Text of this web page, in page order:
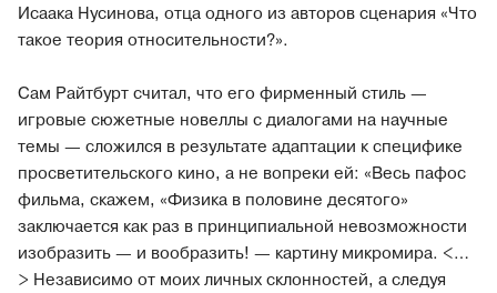
Исаака Нусинова, отца одного из авторов сценария «Что
такое теория относительности?».
Сам Райтбурт считал, что его фирменный стиль —
игровые сюжетные новеллы с диалогами на научные
темы — сложился в результате адаптации к специфике
просветительского кино, а не вопреки ей: «Весь пафос
фильма, скажем, «Физика в половине десятого»
заключается как раз в принципиальной невозможности
изобразить — и вообразить! — картину микромира. <…
> Независимо от моих личных склонностей, а следуя